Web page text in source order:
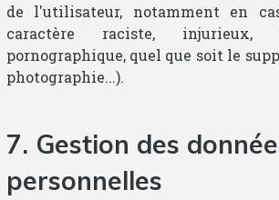
de l'utilisateur, notamment en
caractère raciste, injurieux,
pornographique, quel que soit le
photographie...).
7. Gestion des
personnelles